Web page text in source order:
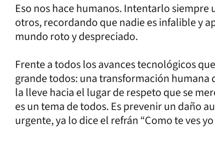
Eso nos hace humanos. Intentarlo
otros, recordando que nadie es infalible y
mundo roto y despreciado.
Frente a todos los avances tecnológicos
grande todos: una transformación humana
la lleve hacia el lugar de respeto que se
es un tema de todos. Es prevenir un daño
urgente, ya lo dice el refrán “Como te ves